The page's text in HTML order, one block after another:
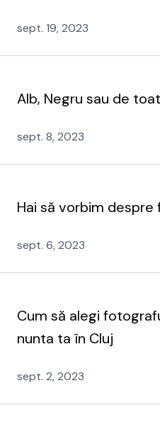
sept. 19, 2023
Alb, Negru sau de
sept. 8, 2023
Hai să vorbim despre
sept. 6, 2023
Cum să alegi
nunta ta în Cluj
sept. 2, 2023